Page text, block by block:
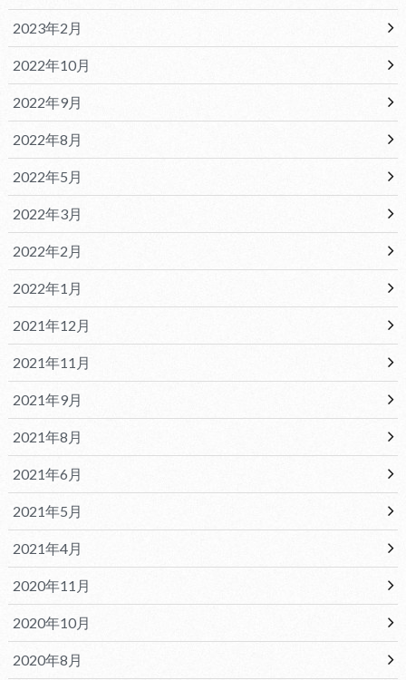
2023年2月
2022年10月
2022年9月
2022年8月
2022年5月
2022年3月
2022年2月
2022年1月
2021年12月
2021年11月
2021年9月
2021年8月
2021年6月
2021年5月
2021年4月
2020年11月
2020年10月
2020年8月